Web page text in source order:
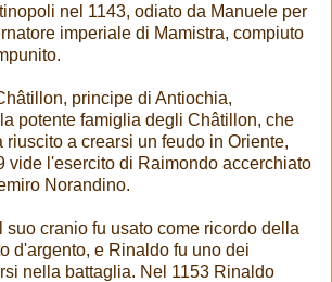
nel 1143, odiato da Manuele per
imperiale di Mamistra, compiuto
principe di Antiochia,
potente famiglia degli Châtillon, che
riuscito a crearsi un feudo in Oriente,
vide l'esercito di Raimondo accerchiato
Norandino.
suo cranio fu usato come ricordo della
d'argento, e Rinaldo fu uno dei
nella battaglia. Nel 1153 Rinaldo